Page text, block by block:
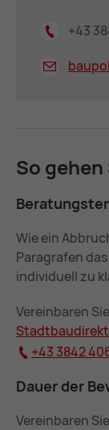
+43
So ge­hen
Wie ein
Paragrafen
individuell zu
Vereinbaren
+43 3842
Dau­er der
Vereinbaren Sie